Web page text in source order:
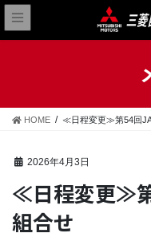
HOME ≪日程変更≫第54回
2026年4月3日
≪日程変更≫
組合せ